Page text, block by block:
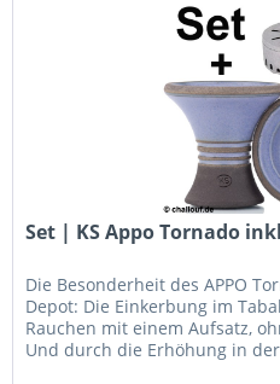
Set | KS Appo Tornado
Die Besonderheit des APPO
Depot: Die Einkerbung im
Rauchen mit einem Aufsatz,
Und durch die Erhöhung in